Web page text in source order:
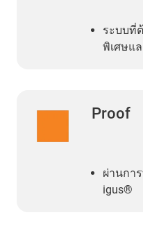
ระบบที่
พิเศษแ
Proof
ผ่านกา
igus®